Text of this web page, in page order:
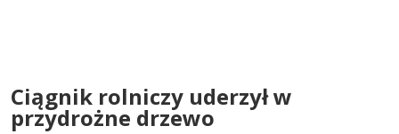
Ciągnik rolniczy uderzył w
przydrożne drzewo